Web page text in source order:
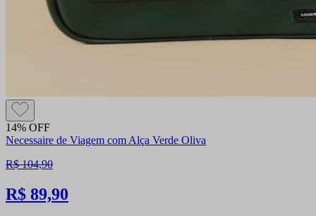
14% OFF
Necessaire de Viagem com Alça Verde Oliva
R$ 104,90
R$ 89,90